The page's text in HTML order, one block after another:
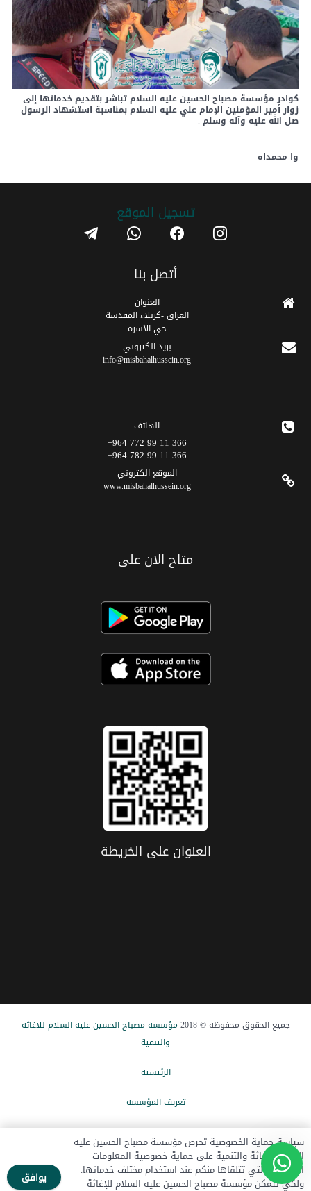
كوادر مؤسسة مصباح الحسين عليه السلام تباشر بتقديم خدماتها إلى
زوار أمير المؤمنين الإمام علي عليه السلام بمناسبة استشهاد الرسول
صل الله عليه وآله وسلم .
وا محمداه
تسجیل الموقع instagram
facebook
whatsapp
telegram
أتصل بنا
العنوان
العراق -كربلاء المقدسة
حي الأسرة
برید الکتروني
info@misbahalhussein.org
الهاتف
366 11 99 772 964+
366 11 99 782 964+
الموقع الکتروني
www.misbahalhussein.org
متاح الان على
العنوان علی الخریطة
جميع الحقوق محفوظة © 2018
مؤسسة مصباح الحسین علیه السلام للاغاثة
والتنمیة
الرئيسیة
تعریف المؤسسة
الاخبار
تبرع الآن
سياسة حماية الخصوصية تحرص مؤسسة مصباح الحسين عليه
السلام للإغاثة والتنمية على حماية خصوصية المعلومات
الشخصية التي تتلقاها منكم عند استخدام مختلف خدماتها.
ولكي تتمكن مؤسسة مصباح الحسين عليه السلام للإغاثة
يوافق